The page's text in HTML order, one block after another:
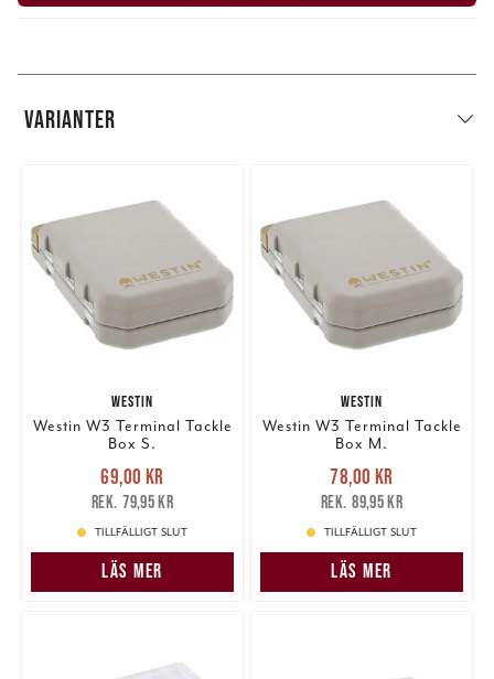
VARIANTER
WESTIN
Westin W3 Terminal Tackle
Box S.
Nuvarande pris
69,00 krTidigare pris
79,95 kr
69,00 kr
79,95 kr
TILLFÄLLIGT SLUT
LÄS MER
WESTIN
Westin W3 Terminal Tackle
Box M.
Nuvarande pris
78,00 krTidigare pris
89,95 kr
78,00 kr
89,95 kr
TILLFÄLLIGT SLUT
LÄS MER